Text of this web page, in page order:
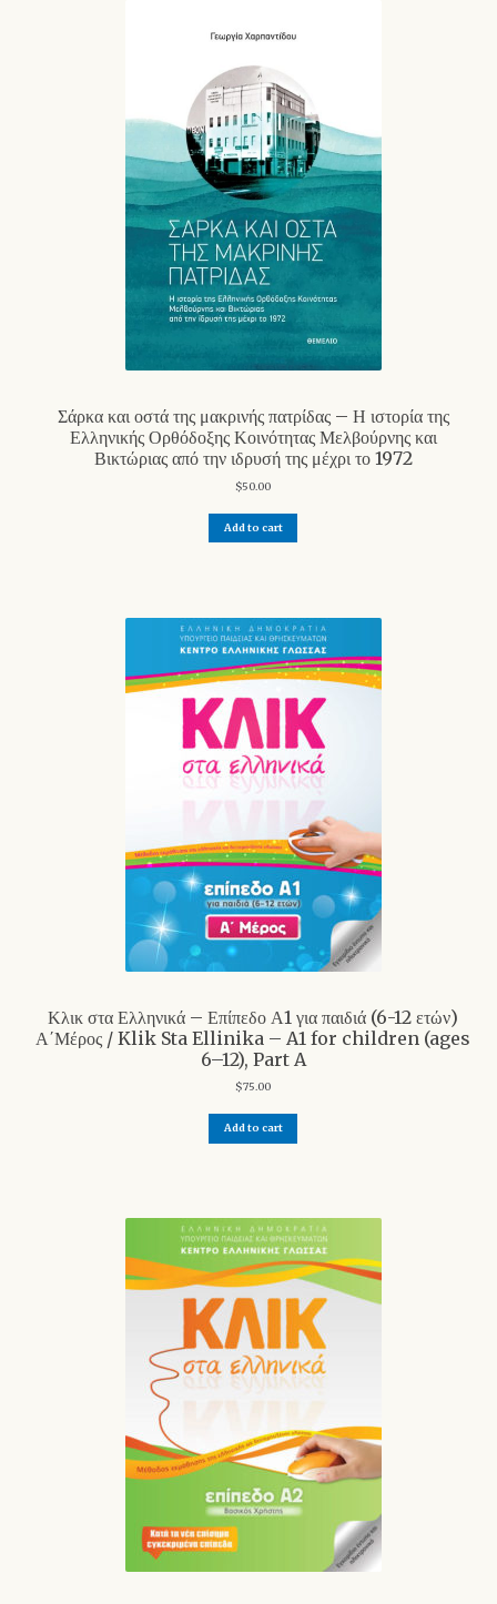
Σάρκα και οστά της μακρινής πατρίδας – Η ιστορία της
Ελληνικής Ορθόδοξης Κοινότητας Μελβούρνης και
Βικτώριας από την ιδρυσή της μέχρι το 1972
$50.00
Add to cart
Κλικ στα Ελληνικά – Επίπεδο Α1 για παιδιά (6-12 ετών)
Α΄Μέρος / Klik Sta Ellinika – A1 for children (ages
6–12), Part A
$75.00
Add to cart